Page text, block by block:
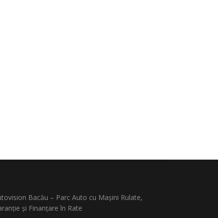
Bacău – Parc Auto cu Mașini Rulate,
și Finanțare în Rate